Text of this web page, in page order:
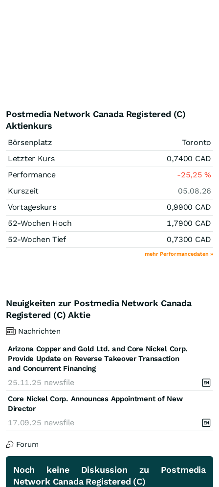
Postmedia Network Canada Registered (C)
Aktienkurs
Börsenplatz
Toronto
Letzter Kurs
0,7400 CAD
Performance
-25,25%
Kurszeit
05.08.26
Vortageskurs
0,9900 CAD
52-Wochen Hoch
1,7900 CAD
52-Wochen Tief
0,7300 CAD
mehr Performancedaten »
Neuigkeiten zur Postmedia Network Canada
Registered (C) Aktie
Nachrichten
Arizona Copper and Gold Ltd. and Core Nickel Corp.
Provide Update on Reverse Takeover Transaction
and Concurrent Financing
25.11.25 newsfile
Core Nickel Corp. Announces Appointment of New
Director
17.09.25 newsfile
Forum
Noch keine Diskussion zu Postmedia
Network Canada Registered (C)